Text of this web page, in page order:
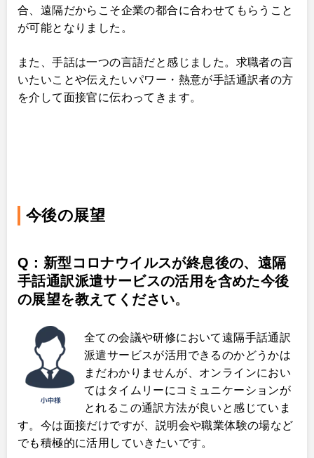
合、遠隔だからこそ企業の都合に合わせてもらうこと
が可能となりました。
また、手話は一つの言語だと感じました。求職者の言
いたいことや伝えたいパワー・熱意が手話通訳者の方
を介して面接官に伝わってきます。
今後の展望
Q：新型コロナウイルスが終息後の、遠隔
手話通訳派遣サービスの活用を含めた今後
の展望を教えてください。
全ての会議や研修において遠隔手話通訳
派遣サービスが活用できるのかどうかは
まだわかりませんが、オンラインにおい
てはタイムリーにコミュニケーションが
とれるこの通訳方法が良いと感じていま
す。今は面接だけですが、説明会や職業体験の場など
でも積極的に活用していきたいです。